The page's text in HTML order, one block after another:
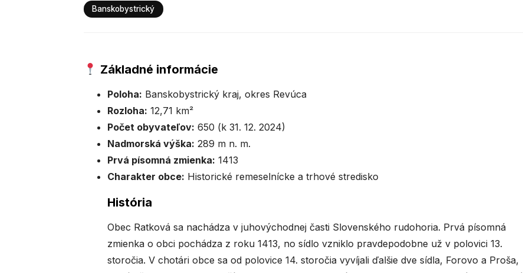
Banskobystrický
Základné informácie
Poloha: Banskobystrický kraj, okres Revúca
Rozloha: 12,71 km²
Počet obyvateľov: 650 (k 31. 12. 2024)
Nadmorská výška: 289 m n. m.
Prvá písomná zmienka: 1413
Charakter obce: Historické remeselnícke a trhové stredisko
História
Obec Ratková sa nachádza v juhovýchodnej časti Slovenského rudohoria. Prvá písomná
zmienka o obci pochádza z roku 1413, no sídlo vzniklo pravdepodobne už v polovici 13.
storočia. V chotári obce sa od polovice 14. storočia vyvíjali ďalšie dve sídla, Forovo a Proša,